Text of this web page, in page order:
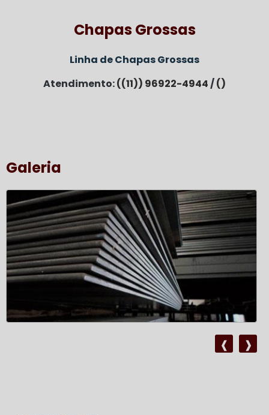
Chapas Grossas
Linha de Chapas Grossas
Atendimento:((11)) 96922-4944/()
Galeria